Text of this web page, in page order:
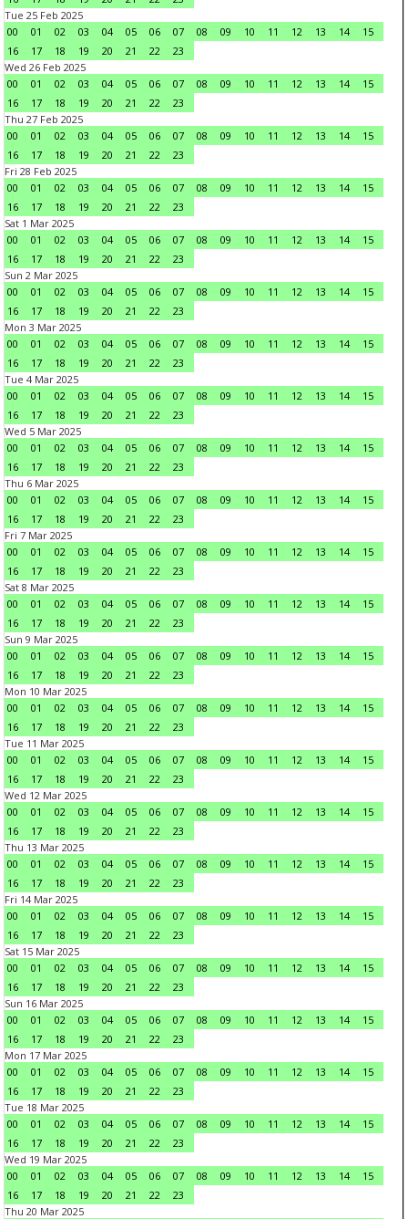
Tue 25 Feb 2025
00
01 02 03 04 05 06 07 08 09 10 11 12 13 14
15
16
17 18 19 20 21 22
23
Wed 26 Feb 2025
00
01 02 03 04 05 06 07 08 09 10 11 12 13 14
15
16
17 18 19 20 21 22
23
Thu 27 Feb 2025
00
01 02 03 04 05 06 07 08 09 10 11 12 13 14
15
16
17 18 19 20 21 22
23
Fri 28 Feb 2025
00
01 02 03 04 05 06 07 08 09 10 11 12 13 14
15
16
17 18 19 20 21 22
23
Sat 1 Mar 2025
00
01 02 03 04 05 06 07 08 09 10 11 12 13 14
15
16
17 18 19 20 21 22
23
Sun 2 Mar 2025
00
01 02 03 04 05 06 07 08 09 10 11 12 13 14
15
16
17 18 19 20 21 22
23
Mon 3 Mar 2025
00
01 02 03 04 05 06 07 08 09 10 11 12 13 14
15
16
17 18 19 20 21 22
23
Tue 4 Mar 2025
00
01 02 03 04 05 06 07 08 09 10 11 12 13 14
15
16
17 18 19 20 21 22
23
Wed 5 Mar 2025
00
01 02 03 04 05 06 07 08 09 10 11 12 13 14
15
16
17 18 19 20 21 22
23
Thu 6 Mar 2025
00
01 02 03 04 05 06 07 08 09 10 11 12 13 14
15
16
17 18 19 20 21 22
23
Fri 7 Mar 2025
00
01 02 03 04 05 06 07 08 09 10 11 12 13 14
15
16
17 18 19 20 21 22
23
Sat 8 Mar 2025
00
01 02 03 04 05 06 07 08 09 10 11 12 13 14
15
16
17 18 19 20 21 22
23
Sun 9 Mar 2025
00
01 02 03 04 05 06 07 08 09 10 11 12 13 14
15
16
17 18 19 20 21 22
23
Mon 10 Mar 2025
00
01 02 03 04 05 06 07 08 09 10 11 12 13 14
15
16
17 18 19 20 21 22
23
Tue 11 Mar 2025
00
01 02 03 04 05 06 07 08 09 10 11 12 13 14
15
16
17 18 19 20 21 22
23
Wed 12 Mar 2025
00
01 02 03 04 05 06 07 08 09 10 11 12 13 14
15
16
17 18 19 20 21 22
23
Thu 13 Mar 2025
00
01 02 03 04 05 06 07 08 09 10 11 12 13 14
15
16
17 18 19 20 21 22
23
Fri 14 Mar 2025
00
01 02 03 04 05 06 07 08 09 10 11 12 13 14
15
16
17 18 19 20 21 22
23
Sat 15 Mar 2025
00
01 02 03 04 05 06 07 08 09 10 11 12 13 14
15
16
17 18 19 20 21 22
23
Sun 16 Mar 2025
00
01 02 03 04 05 06 07 08 09 10 11 12 13 14
15
16
17 18 19 20 21 22
23
Mon 17 Mar 2025
00
01 02 03 04 05 06 07 08 09 10 11 12 13 14
15
16
17 18 19 20 21 22
23
Tue 18 Mar 2025
00
01 02 03 04 05 06 07 08 09 10 11 12 13 14
15
16
17 18 19 20 21 22
23
Wed 19 Mar 2025
00
01 02 03 04 05 06 07 08 09 10 11 12 13 14
15
16
17 18 19 20 21 22
23
Thu 20 Mar 2025